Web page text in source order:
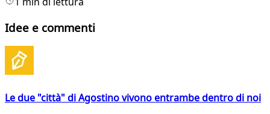
Idee e commenti
Le due "città" di Agostino vivono entrambe dentro di noi